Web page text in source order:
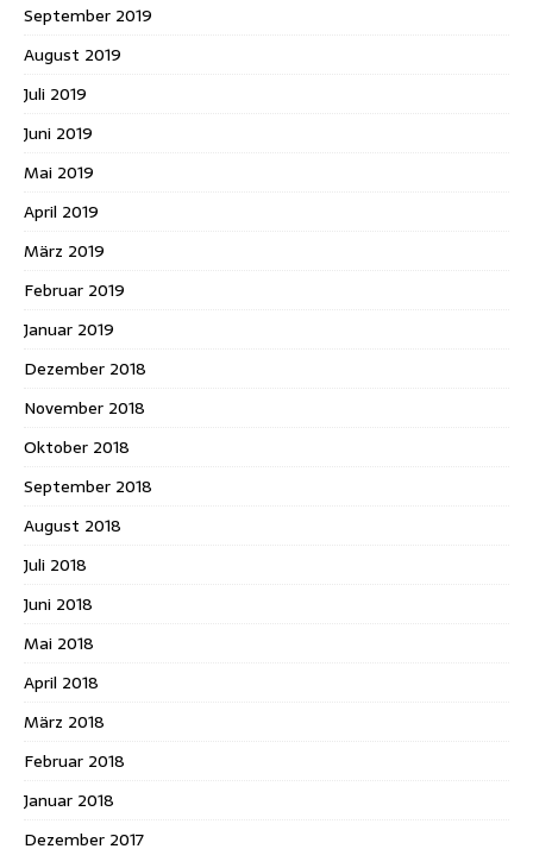
September 2019
August 2019
Juli 2019
Juni 2019
Mai 2019
April 2019
März 2019
Februar 2019
Januar 2019
Dezember 2018
November 2018
Oktober 2018
September 2018
August 2018
Juli 2018
Juni 2018
Mai 2018
April 2018
März 2018
Februar 2018
Januar 2018
Dezember 2017